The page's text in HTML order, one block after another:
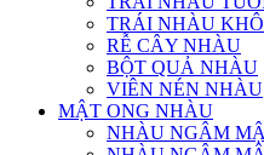
TRÁI NHÀU KHÔ
RỄ CÂY NHÀU
BỘT QUẢ NHÀU
VIÊN NÉN NHÀU
MẬT ONG NHÀU
NHÀU NGÂM